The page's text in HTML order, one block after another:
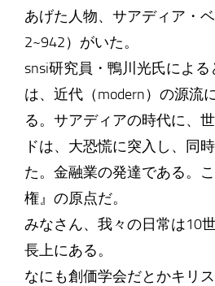
あげた人物、サアディア・
2~942）がいた。
snsi研究員・鴨川光氏によ
は、近代（modern）の源流
る。サアディアの時代に、
ドは、大恐慌に突入し、同
た。金融業の発達である。
権』の原点だ。
みなさん、我々の日常は10
長上にある。
なにも創価学会だとかキリ